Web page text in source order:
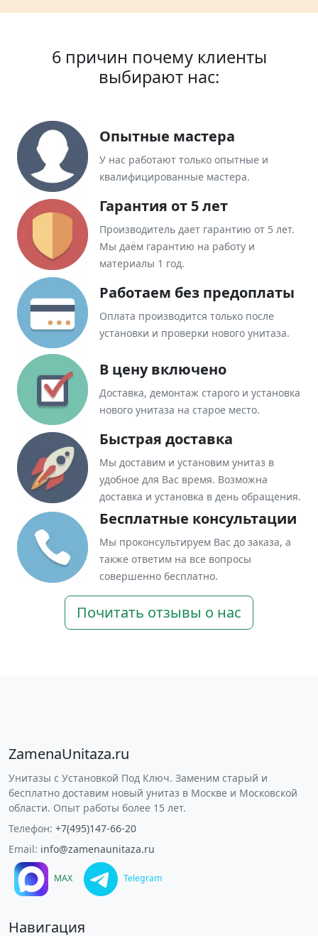
6 причин почему клиенты
выбирают нас:
Опытные мастера
У нас работают только опытные и
квалифицированные мастера.
Гарантия от 5 лет
Производитель дает гарантию от 5 лет.
Мы даём гарантию на работу и
материалы 1 год.
Работаем без предоплаты
Оплата производится только после
установки и проверки нового унитаза.
В цену включено
Доставка, демонтаж старого и установка
нового унитаза на старое место.
Быстрая доставка
Мы доставим и установим унитаз в
удобное для Вас время. Возможна
доставка и установка в день обращения.
Бесплатные консультации
Мы проконсультируем Вас до заказа, а
также ответим на все вопросы
совершенно бесплатно.
Почитать отзывы о нас
ZamenaUnitaza.ru
Унитазы с Установкой Под Ключ. Заменим старый и
бесплатно доставим новый унитаз в Москве и Московской
области. Опыт работы более 15 лет.
Телефон: +7(495)147-66-20
Email: info@zamenaunitaza.ru
MAX Telegram
Навигация